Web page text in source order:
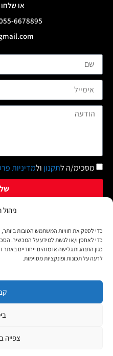
כדי לאחסן ו/או לגשת למידע על המכשיר.
כגון התנהגות גלישה או מזהים ייחודיים
לרעה על תכונות ופונקציות מסוימות.
צפייה
או שלחו
6678895 | 04-6971469
מסכימ/ה לתקנון ולמדיניות
זכויות יוצרים על צילומים:
היוצרים התשע"ו. אם הושמט
שמורות "חדש בגליל עיתונות